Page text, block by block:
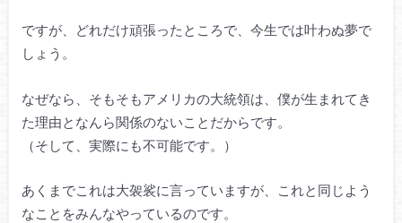
ですが、どれだけ頑張ったところで、今生では叶わぬ夢で
しょう。
なぜなら、そもそもアメリカの大統領は、僕が生まれてき
た理由となんら関係のないことだからです。
（そして、実際にも不可能です。）
あくまでこれは大袈裟に言っていますが、これと同じよう
なことをみんなやっているのです。